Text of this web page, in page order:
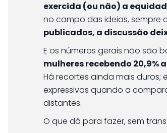
exercida (ou não) a
no campo das ideias, sempre
publicados, a discussão
E os números gerais não são
mulheres recebendo 20,9%
Há recortes ainda mais
expressivas quando a
distantes.
O que dá para fazer, sem